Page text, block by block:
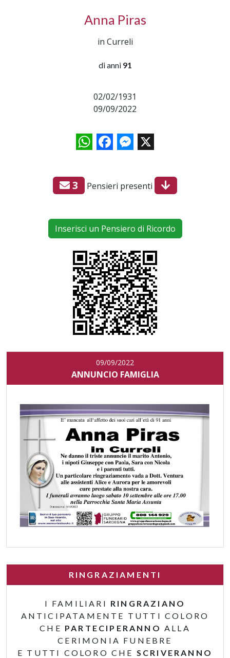
Anna Piras
in Curreli
di anni 91
02/02/1931
09/09/2022
WhatsAppFacebookMessenger
X
3 Pensieri presenti
Inserisci un Pensiero di Ricordo
09/09/2022
ANNUNCIO FAMIGLIA
RINGRAZIAMENTI
I FAMILIARI RINGRAZIANO
ANTICIPATAMENTE TUTTI COLORO
CHE PARTECIPERANNO ALLA
CERIMONIA FUNEBRE
E TUTTI COLORO CHE SCRIVERANNO